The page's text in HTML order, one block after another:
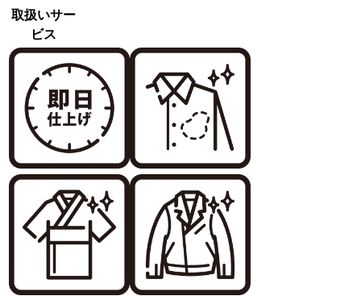
取扱いサー
ビス